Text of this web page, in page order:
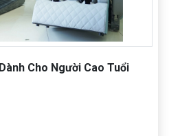
Cho Người Cao Tuổi